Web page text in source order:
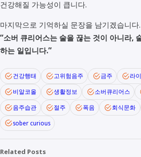
건강해질 가능성이 큽니다.
마지막으로 기억하실 문장을 남기겠습니다.
“소버 큐리어스는 술을 끊는 것이 아니라,
하는 일입니다.”
건강행태 고위험음주 금주 라
비알코올
생활정보 소버큐리어스
음주습관
절주 폭음 회식문화
sober curious
Related Posts